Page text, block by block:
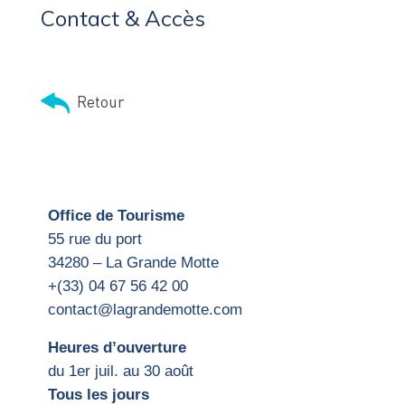
Contact & Accès
Retour
Office de Tourisme
55 rue du port
34280 – La Grande Motte
+(33) 04 67 56 42 00
contact@lagrandemotte.com
Heures d’ouverture
du 1er juil. au 30 août
Tous les jours